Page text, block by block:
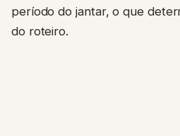
período do jantar, o que
do roteiro.